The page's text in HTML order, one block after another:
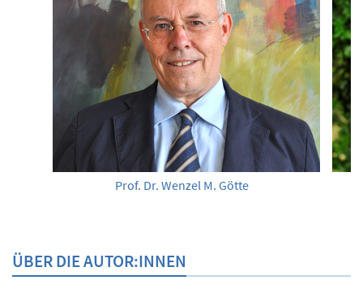
Prof. Dr. Wenzel M. Götte
ÜBER DIE AUTOR:INNEN